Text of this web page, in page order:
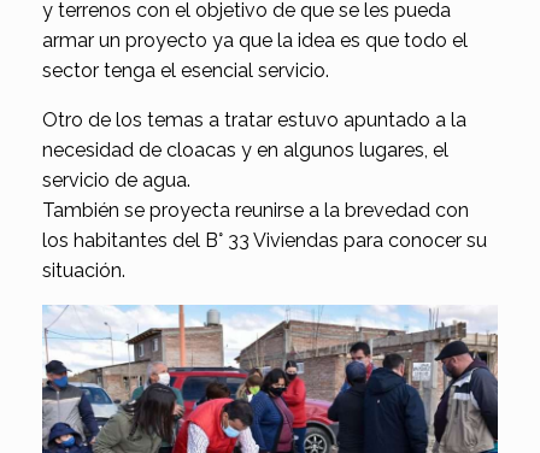
y terrenos con el objetivo de que se les pueda
armar un proyecto ya que la idea es que todo el
sector tenga el esencial servicio.
Otro de los temas a tratar estuvo apuntado a la
necesidad de cloacas y en algunos lugares, el
servicio de agua.
También se proyecta reunirse a la brevedad con
los habitantes del B° 33 Viviendas para conocer su
situación.